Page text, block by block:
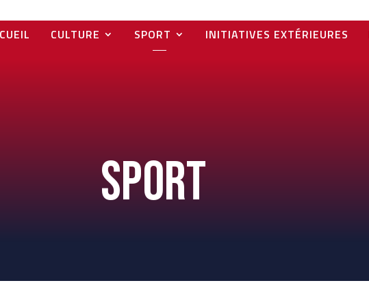
CULTURE SPORT INITIATIVES EXTÉRIEURES
Sport